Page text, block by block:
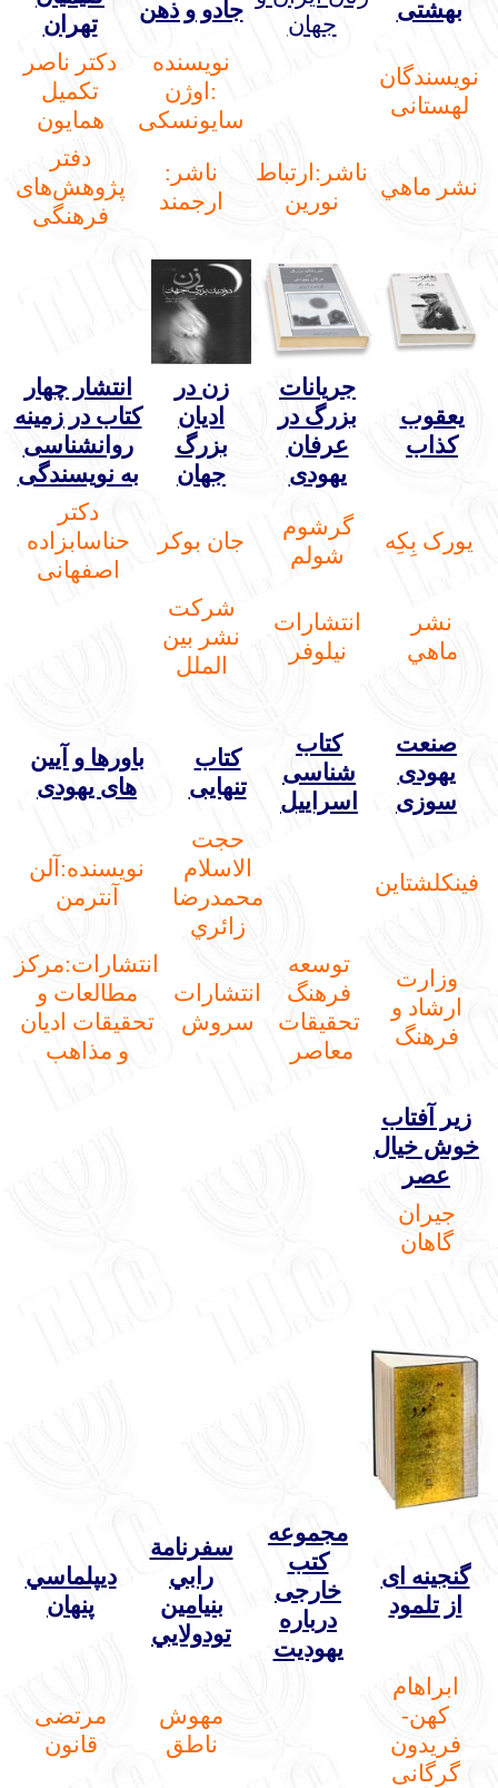
بهشتی
جهان
جادو و ذهن
تهران
نویسندگان
لهستانی
نويسنده
: اوژن
سایونسکی
دکتر ناصر
تکمیل
همایون
نشر ماهي
ناشر: ارتباط
نورین
ناشر:
ارجمند
دفتر
پژوهش‌های
فرهنگی
یعقوب
کذاب
جریانات
بزرگ در
عرفان
یهودی
زن در
ادیان
بزرگ
جهان
انتشار چهار
کتاب در زمینه
روانشناسی
به نویسندگی
يورک بِکِه
گرشوم
شولم
جان بوکر
دکتر
حناسابزاده
اصفهانی
نشر
ماهي
انتشارات
نیلوفر
شرکت
نشر بین
الملل
صنعت
یهودی
سوزی
کتاب
شناسی
اسراییل
کتاب
تنهایی
باورها و آیین
های یهودی
فینکلشتاین
حجت
الاسلام
محمدرضا
زائري
نويسنده:آلن
آنترمن
وزارت
ارشاد و
فرهنگ
توسعه
فرهنگ
تحقیقات
معاصر
انتشارات
سروش
انتشارات:مركز
مطالعات و
تحقيقات اديان
و مذاهب
زیر آفتاب
خوش خیال
عصر
جیران
گاهان
گنجینه ای
از تلمود
مجموعه
کتب
خارجی
درباره
یهودیت
سفرنامة
رابي
بنيامين
تودولايي
ديپلماسي
پنهان
ابراهام
کهن-
فریدون
گرگانی
مهوش
ناطق
مرتضی
قانون